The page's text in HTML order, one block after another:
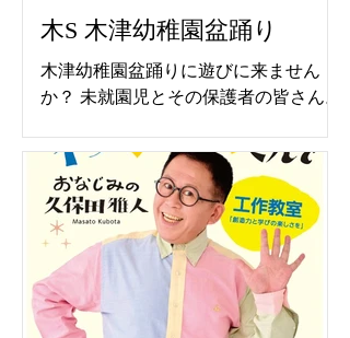
木S 木津幼稚園盆踊り
木津幼稚園盆踊りに遊びに来ません
か？ 未就園児とその保護者の皆さん。
６月８日より予約できます